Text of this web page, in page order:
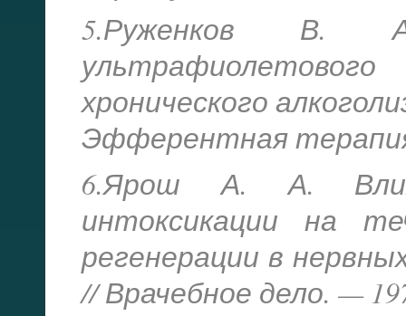
5.Руженков В.
хронического
Эфферентная
6.Ярош А. А.
интоксикации на
регенерации в
// Врачебное дело. —